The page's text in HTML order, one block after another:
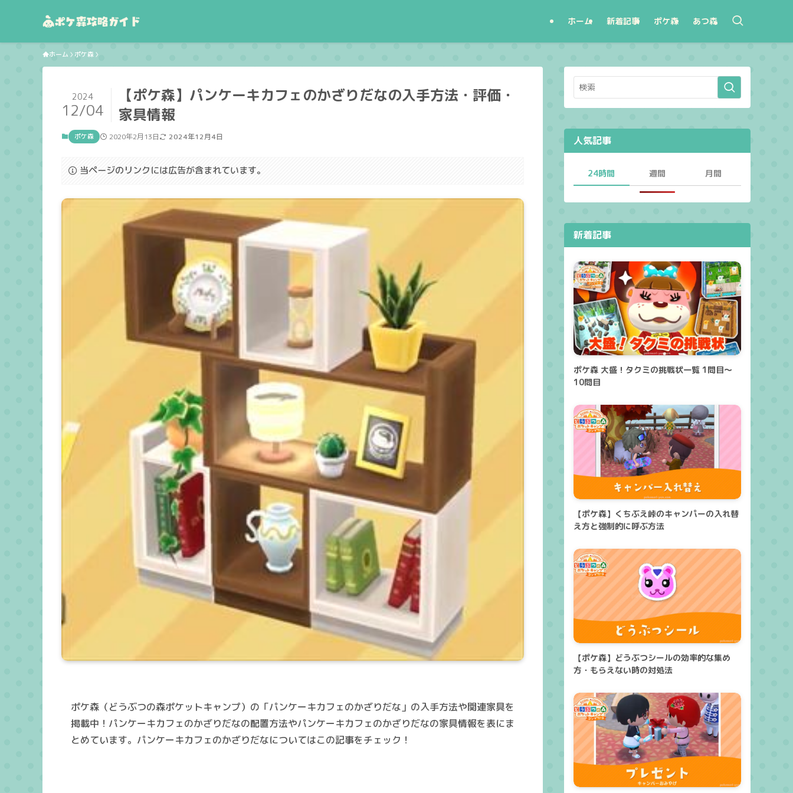
ホーム 新着記事 ポケ森 あつ森
ホーム ポケ森
【ポケ森】パンケーキカフェのかざりだなの入手方法・評価・
家具情報
2024
12/04
ポケ森 2020年2月13日 2024年12月4日
当ページのリンクには広告が含まれています。
ポケ森（どうぶつの森ポケットキャンプ）の「パンケーキカフェのかざりだな」の入手方法や関連家具を
掲載中！パンケーキカフェのかざりだなの配置方法やパンケーキカフェのかざりだなの家具情報を表にま
とめています。パンケーキカフェのかざりだなについてはこの記事をチェック！
人気記事
24時間 週間 月間
新着記事
ポケ森 大盛！タクミの挑戦状一覧 1問目～
10問目
【ポケ森】くちぶえ峠のキャンパーの入れ替
え方と強制的に呼ぶ方法
【ポケ森】どうぶつシールの効率的な集め
方・もらえない時の対処法